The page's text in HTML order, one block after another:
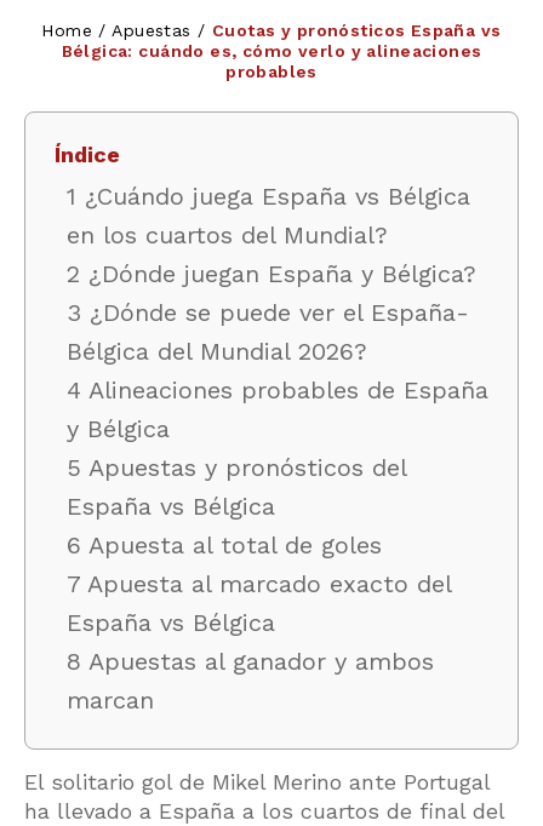
Home / Apuestas / Cuotas y pronósticos España vs
Bélgica: cuándo es, cómo verlo y alineaciones
probables
Índice
1 ¿Cuándo juega España vs Bélgica
en los cuartos del Mundial?
2 ¿Dónde juegan España y Bélgica?
3 ¿Dónde se puede ver el España-
Bélgica del Mundial 2026?
4 Alineaciones probables de España
y Bélgica
5 Apuestas y pronósticos del
España vs Bélgica
6 Apuesta al total de goles
7 Apuesta al marcado exacto del
España vs Bélgica
8 Apuestas al ganador y ambos
marcan
El solitario gol de Mikel Merino ante Portugal
ha llevado a España a los cuartos de final del